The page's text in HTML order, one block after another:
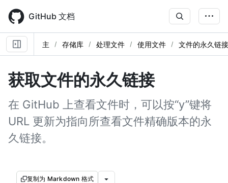
main
content
GitHub 文档
主 存储库 处理文件 使用文件 文件的永久链接
获取文件的永久链接
在 GitHub 上查看文件时，可以按“y”键将
URL 更新为指向所查看文件精确版本的永
久链接。
复制为 Markdown 格式